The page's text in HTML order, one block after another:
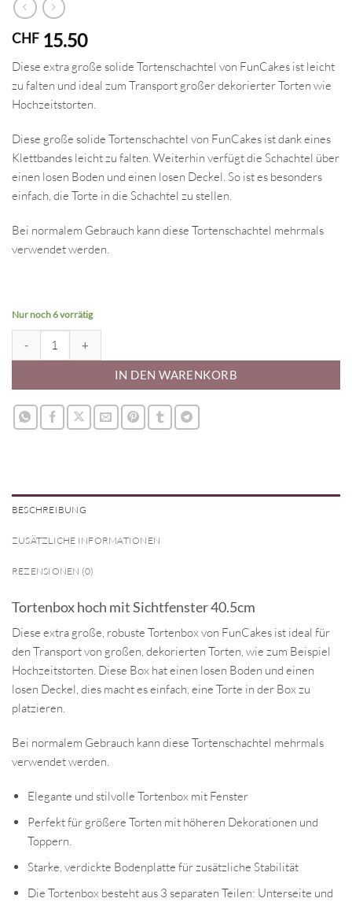
CHF 15.50
Diese extra große solide Tortenschachtel von FunCakes ist leicht
zu falten und ideal zum Transport großer dekorierter Torten wie
Hochzeitstorten.
Diese große solide Tortenschachtel von FunCakes ist dank eines
Klettbandes leicht zu falten. Weiterhin verfügt die Schachtel über
einen losen Boden und einen losen Deckel. So ist es besonders
einfach, die Torte in die Schachtel zu stellen.
Bei normalem Gebrauch kann diese Tortenschachtel mehrmals
verwendet werden.
Nur noch 6 vorrätig
Tortenbox hoch mit Sichtfenster 40.5cm Menge
IN DEN WARENKORB
BESCHREIBUNG
ZUSÄTZLICHE INFORMATIONEN
REZENSIONEN (0)
Tortenbox hoch mit Sichtfenster 40.5cm
Diese extra große, robuste Tortenbox von FunCakes ist ideal für
den Transport von großen, dekorierten Torten, wie zum Beispiel
Hochzeitstorten. Diese Box hat einen losen Boden und einen
losen Deckel, dies macht es einfach, eine Torte in der Box zu
platzieren.
Bei normalem Gebrauch kann diese Tortenschachtel mehrmals
verwendet werden.
Elegante und stilvolle Tortenbox mit Fenster
Perfekt für größere Torten mit höheren Dekorationen und
Toppern.
Starke, verdickte Bodenplatte für zusätzliche Stabilität
Die Tortenbox besteht aus 3 separaten Teilen: Unterseite und